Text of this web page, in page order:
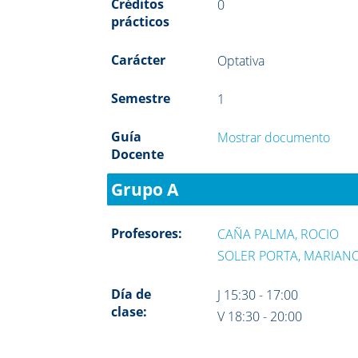
Créditos
prácticos
0
Carácter Optativa
Semestre 1
Guía
Docente
Mostrar documento
Grupo A
Profesores:
CAÑA PALMA, ROCIO
SOLER PORTA,
Día de
clase:
J 15:30 - 17:00
V 18:30 - 20:00